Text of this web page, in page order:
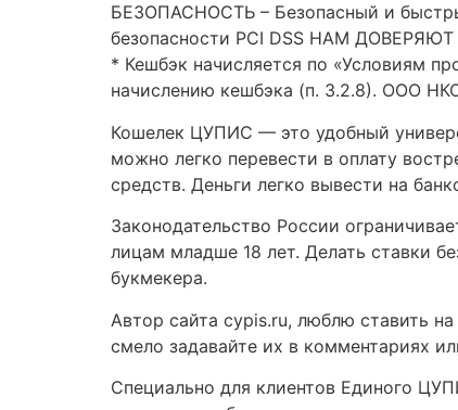
БЕЗОПАСНОСТЬ – Безопасный и
безопасности PCI DSS НАМ ДОВЕРЯЮТ
* Кешбэк начисляется по «Условиям
начислению кешбэка (п. 3.2.8). ООО
Кошелек ЦУПИС — это удобный
можно легко перевести в оплату
средств. Деньги легко вывести на
Законодательство России
лицам младше 18 лет. Делать ставки
букмекера.
Автор сайта cypis.ru, люблю ставить
смело задавайте их в комментариях
Специально для клиентов Единого